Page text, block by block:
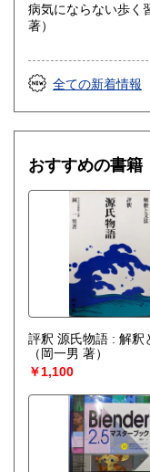
病気にならない歩く習慣
著）
全ての新着情報
おすすめの書籍
評釈 源氏物語 : 解
（岡一男 著）
￥1,100